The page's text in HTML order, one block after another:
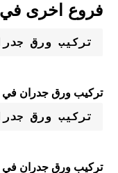
فروع اخرى في
تركيب ورق
تركيب ورق جدران في
تركيب ورق
تركيب ورق جدران